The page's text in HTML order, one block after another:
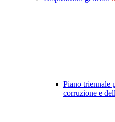
Piano triennale
corruzione e